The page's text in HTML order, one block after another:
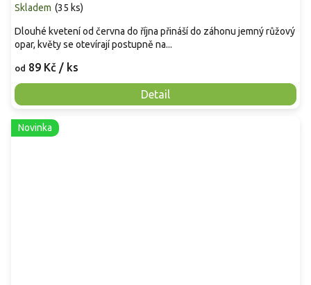
Skladem (35 ks)
od 89 Kč / ks
Detail
Dlouhé kvetení od června do října přináší do záhonu jemný růžový
opar, květy se otevírají postupně na...
Novinka